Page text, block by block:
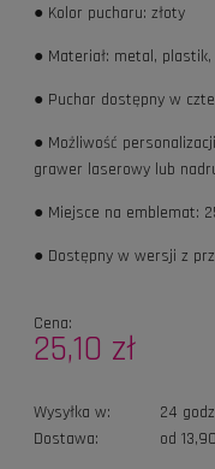
Cena:
25,10 zł
● Kolor pucharu: złoty
● Materiał: metal,
● Puchar dostępny w
● Możliwość
grawer laserowy lub
● Miejsce na emblemat:
● Dostępny w wersji z
Wysyłka w:
24
Dostawa:
od